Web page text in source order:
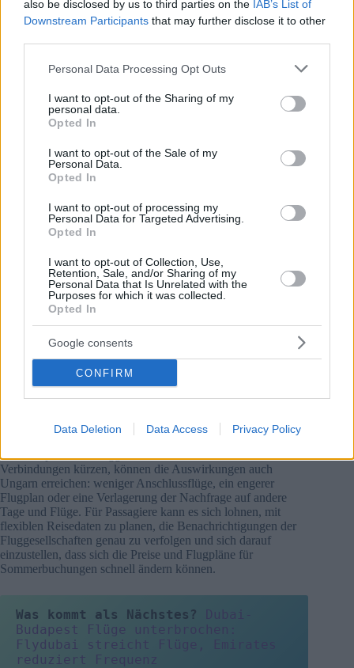
also be disclosed by us to third parties on the IAB’s List of
Downstream Participants that may further disclose it to other
Please note that this website/app uses one or more Google
not limited to your visit or usage behaviour. You may click to
grant or deny consent to Google and its third-party tags to
use your data for below specified purposes in below Google
consent section.
Personal Data Processing Opt Outs
I want to opt-out of the Sharing of my
personal data.
Opted In
I want to opt-out of the Sale of my
Personal Data.
Opted In
I want to opt-out of processing my
Personal Data for Targeted Advertising.
Opted In
I want to opt-out of Collection, Use,
Retention, Sale, and/or Sharing of my
Personal Data that Is Unrelated with the
Purposes for which it was collected.
Opted In
Google consents
CONFIRM
Data Deletion Data Access Privacy Policy
Europa beeinträchtigt.
haben: Ungarischer internationaler
mehrere Tage ein
Die steigenden Kerosinpreise und die zunehmende
Versorgungsunsicherheit könnten sich direkt auf ungarische
internationalen Flughafen Budapest Ferenc Liszt abfliegen
oder dort ankommen. Auch wenn die Fluggesellschaften
argumentieren, dass die unmittelbare Herausforderung eher
anhaltend hohe Preise die Fluggesellschaften in der Regel
dazu, ihre Kapazitäten zu reduzieren, die Frequenzen auf
weniger rentablen Strecken zu verringern und die
Ausmusterung älterer, weniger treibstoffeffizienter Flugzeuge
sich dies für Reisende in Ungarn in höheren Ticketpreisen,
weniger verfügbaren Sitzplätzen und Flugplanänderungen auf
bestimmten Strecken niederschlagen.
Aus ungarischer Sicht ist Budapest besonders gefährdet, da
über große europäische Drehkreuzflughäfen und von stark
westeuropäischen Fluggesellschaften bereits ihre
Verbindungen kürzen, können die Auswirkungen auch
Ungarn erreichen: weniger Anschlussflüge, ein engerer
Flugplan oder eine Verlagerung der Nachfrage auf andere
Tage und Flüge. Für Passagiere kann es sich lohnen, mit
flexiblen Reisedaten zu planen, die Benachrichtigungen der
Fluggesellschaften genau zu verfolgen und sich darauf
einzustellen, dass sich die Preise und Flugpläne für
Sommerbuchungen schnell ändern können.
Was kommt als Nächstes?
Dubai-
Budapest Flüge unterbrochen:
Flydubai streicht Flüge, Emirates
reduziert Frequenz